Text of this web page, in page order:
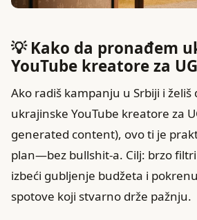
💡 Kako da pronađem
YouTube kreatore za
Ako radiš kampanju u Srbiji i želiš
ukrajinske YouTube kreatore za
generated content), ovo ti je
plan—bez bullshit-a. Cilj: brzo
izbeći gubljenje budžeta i
spotove koji stvarno drže pažnju.